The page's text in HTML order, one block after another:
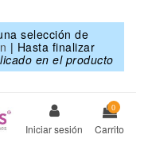
selección de
| Hasta finalizar
en el producto
Iniciar sesión
0
Carrito